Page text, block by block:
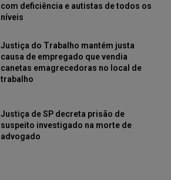
com deficiência e autistas de todos os
níveis
Justiça do Trabalho mantém justa
causa de empregado que vendia
canetas emagrecedoras no local de
trabalho
Justiça de SP decreta prisão de
suspeito investigado na morte de
advogado